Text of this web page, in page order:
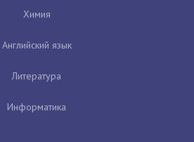
Химия
Английский язык
Литература
Информатика